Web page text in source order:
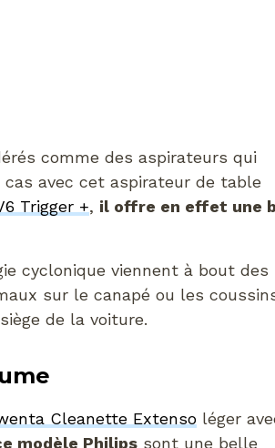
comme des aspirateurs qui
cas avec cet aspirateur de table
Trigger +, il offre en effet une
cyclonique viennent à bout des
sur le canapé ou les
de la voiture.
Cleanette Extenso léger
modèle Philips sont une belle